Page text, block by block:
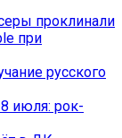
проклинали
при
русского
июля: рок-